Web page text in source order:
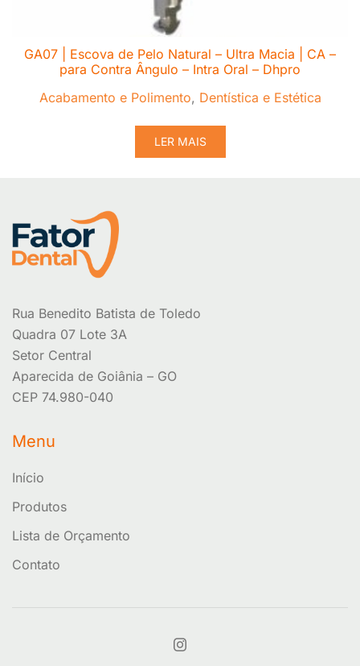
GA07 | Escova de Pelo Natural – Ultra Macia | CA –
para Contra Ângulo – Intra Oral – Dhpro
Acabamento e Polimento, Dentística e Estética
LER MAIS
Rua Benedito Batista de Toledo
Quadra 07 Lote 3A
Setor Central
Aparecida de Goiânia – GO
CEP 74.980-040
Menu
Início
Produtos
Lista de Orçamento
Contato